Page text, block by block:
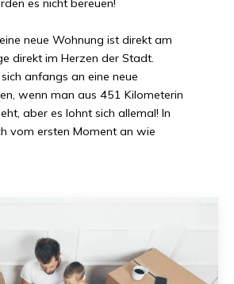
es nicht bereuen!
neue Wohnung ist direkt am
direkt im Herzen der Stadt.
anfangs an eine neue
wenn man aus 451 Kilometerin
aber es lohnt sich allemal! In
vom ersten Moment an wie